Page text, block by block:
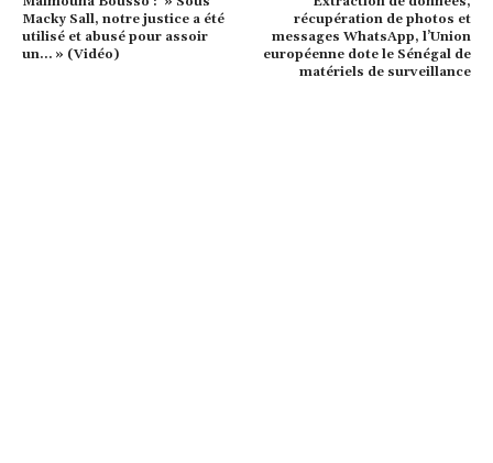
Macky Sall, notre justice a été
utilisé et abusé pour assoir
un… » (Vidéo)
récupération de photos et
messages WhatsApp, l’Union
européenne dote le Sénégal de
matériels de surveillance